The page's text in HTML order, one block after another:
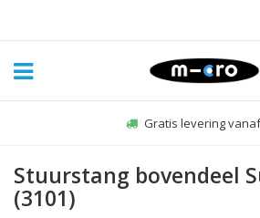
Gratis levering
Stuurstang bovendeel
(3101)